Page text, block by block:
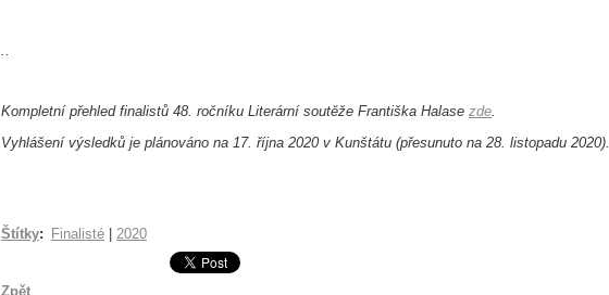
..
Kompletní přehled finalistů 48. ročníku Literární soutěže Františka Halase zde.
Vyhlášení výsledků je plánováno na 17. října 2020 v Kunštátu (přesunuto na 28. listopadu 2020).
Štítky: Finalisté 2020
Zpět